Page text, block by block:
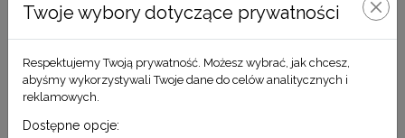
Phalaris czerwony
9,90zł
Twoje wybory dotyczące prywatności
Respektujemy Twoją prywatność. Możesz wybrać, jak chcesz,
abyśmy wykorzystywali Twoje dane do celów analitycznych i
reklamowych.
Dostępne opcje: